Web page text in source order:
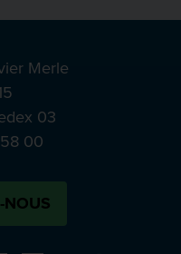
Merle
03
00
NOUS